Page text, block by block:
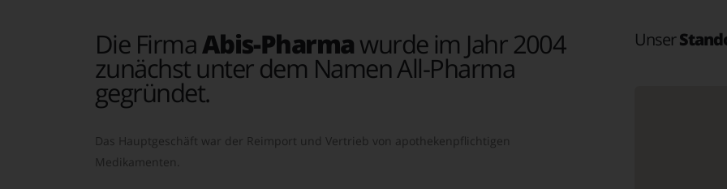
Die FirmaAbis-Pharmawurde im Jahr 2004
zunächst unter dem Namen All-Pharma
gegründet.
Das Hauptgeschäft war der Reimport und Vertrieb von apothekenpflichtigen
Medikamenten.
Unser